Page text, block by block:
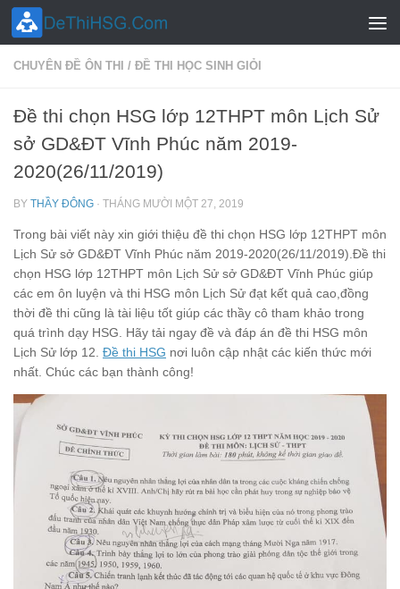
Skip to content
CHUYÊN ĐỀ ÔN THI / ĐỀ THI HỌC SINH GIỎI
Đề thi chọn HSG lớp 12THPT môn Lịch Sử
sở GD&ĐT Vĩnh Phúc năm 2019-
2020(26/11/2019)
BY THẦY ĐÔNG · THÁNG MƯỜI MỘT 27, 2019
Trong bài viết này xin giới thiệu đề thi chọn HSG lớp 12THPT môn
Lịch Sử sở GD&ĐT Vĩnh Phúc năm 2019-2020(26/11/2019).Đề thi
chọn HSG lớp 12THPT môn Lịch Sử sở GD&ĐT Vĩnh Phúc giúp
các em ôn luyện và thi HSG môn Lịch Sử đạt kết quả cao,đồng
thời đề thi cũng là tài liệu tốt giúp các thầy cô tham khảo trong
quá trình dạy HSG. Hãy tải ngay đề và đáp án đề thi HSG môn
Lịch Sử lớp 12. Đề thi HSG nơi luôn cập nhật các kiến thức mới
nhất. Chúc các bạn thành công!